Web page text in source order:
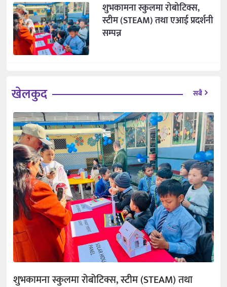
शुभकामना स्कुलमा रोबोटिक्स,
स्टीम (STEAM) तथा एआई प्रदर्शनी
सम्पन्न
खेलकुद सबै
शुभकामना स्कुलमा रोबोटिक्स, स्टीम (STEAM) तथा